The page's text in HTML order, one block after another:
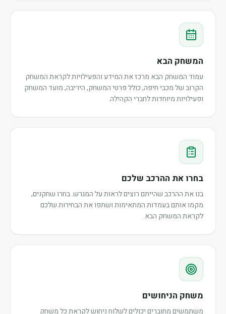
המשחק הבא
עמוד המשחק הבא מרכז את המידע והפעילויות לקראת המשחק
הקרוב של מכבי חיפה, כולל פרטי המשחק, היריבה, מועד המשחק
ופעילויות מיוחדות לחברי הקהילה.
בחרו את ההרכב שלכם
בנו את ההרכב שהייתם רוצים לראות על המגרש. בחרו שחקנים,
מקמו אותם בעמדות המתאימות ושתפו את הבחירות שלכם
לקראת המשחק הבא.
משחק הניחושים
משתמשים מחוברים יכולים לשלוח ניחוש לקראת כל משחק